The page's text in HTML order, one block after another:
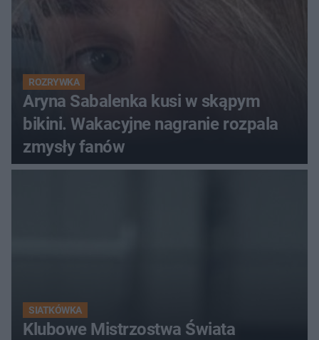
ROZRYWKA
Aryna Sabalenka kusi w skąpym
bikini. Wakacyjne nagranie rozpala
zmysły fanów
SIATKÓWKA
Klubowe Mistrzostwa Świata